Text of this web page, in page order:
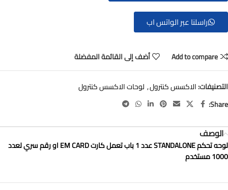
راسلنا عبر الواتس اب
Add to compare أضف إلى القائمة المفضلة
التصنيفات:الاكسس كنترول, لوحات الاكسس كنترول
Share:
الوصف
لوحه تحكم STANDALONE عدد 1 باب تعمل كارت EM CARD او رقم سري لعدد
1000 مستخدم